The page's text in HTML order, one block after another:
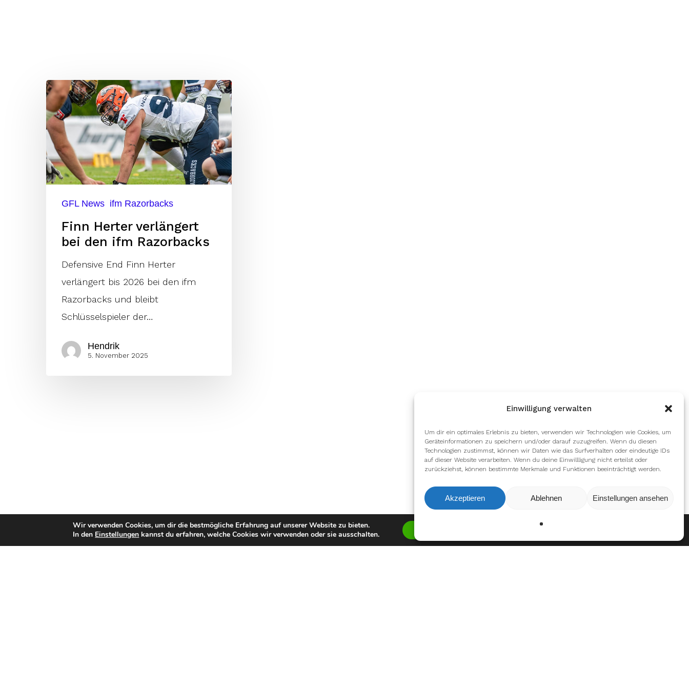
Einwilligung verwalten
Um dir ein optimales Erlebnis zu bieten, verwenden wir Technologien wie Cookies, um
Geräteinformationen zu speichern und/oder darauf zuzugreifen. Wenn du diesen
Technologien zustimmst, können wir Daten wie das Surfverhalten oder eindeutige IDs
auf dieser Website verarbeiten. Wenn du deine Einwillligung nicht erteilst oder
zurückziehst, können bestimmte Merkmale und Funktionen beeinträchtigt werden.
Akzeptieren Ablehnen Einstellungen ansehen
Finn
Herter
verlängert
bei
den
ifm
GFL News ifm Razorbacks
Finn Herter verlängert
bei den ifm Razorbacks
Defensive End Finn Herter
verlängert bis 2026 bei den ifm
Razorbacks und bleibt
Schlüsselspieler der…
Hendrik
5. November 2025
Wir verwenden Cookies, um dir die bestmögliche Erfahrung auf unserer Website zu bieten.
In den Einstellungen kannst du erfahren, welche Cookies wir verwenden oder sie ausschalten.